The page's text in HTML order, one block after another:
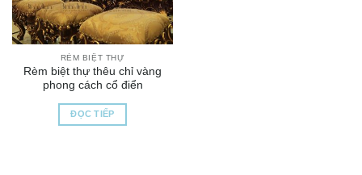
RÈM BIỆT THỰ
Rèm biệt thự thêu chỉ vàng
phong cách cổ điển
ĐỌC TIẾP